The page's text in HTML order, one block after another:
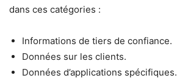
dans ces catégories :
Informations de tiers de confiance.
Données sur les clients.
Données d’applications spécifiques.